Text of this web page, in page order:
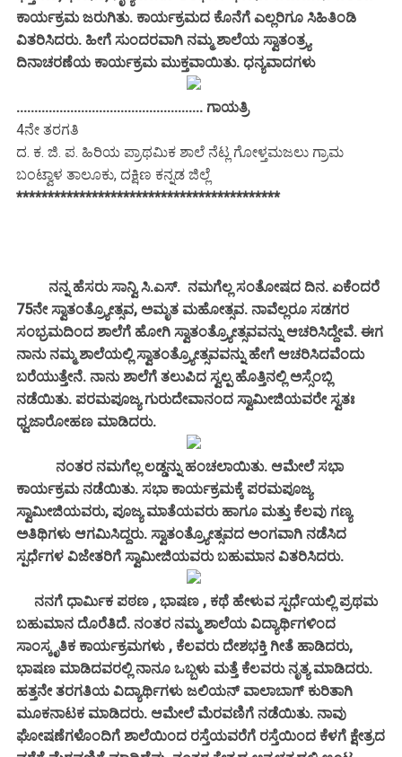
ಕಾರ್ಯಕ್ರಮ ಜರುಗಿತು. ಕಾರ್ಯಕ್ರಮದ ಕೊನೆಗೆ ಎಲ್ಲರಿಗೂ ಸಿಹಿತಿಂಡಿ
ವಿತರಿಸಿದರು. ಹೀಗೆ ಸುಂದರವಾಗಿ ನಮ್ಮ ಶಾಲೆಯ ಸ್ವಾತಂತ್ರ್ಯ
ದಿನಾಚರಣೆಯ ಕಾರ್ಯಕ್ರಮ ಮುಕ್ತವಾಯಿತು. ಧನ್ಯವಾದಗಳು
.................................................... ಗಾಯತ್ರಿ
4ನೇ ತರಗತಿ
ದ. ಕ. ಜಿ. ಪ. ಹಿರಿಯ ಪ್ರಾಥಮಿಕ ಶಾಲೆ ನೆಟ್ಲ ಗೋಳ್ತಮಜಲು ಗ್ರಾಮ
ಬಂಟ್ವಾಳ ತಾಲೂಕು, ದಕ್ಷಿಣ ಕನ್ನಡ ಜಿಲ್ಲೆ
******************************************
ನನ್ನ ಹೆಸರು ಸಾನ್ವಿ ಸಿ.ಎಸ್. ನಮಗೆಲ್ಲ ಸಂತೋಷದ ದಿನ. ಏಕೆಂದರೆ
75ನೇ ಸ್ವಾತಂತ್ರ್ಯೋತ್ಸವ, ಅಮೃತ ಮಹೋತ್ಸವ. ನಾವೆಲ್ಲರೂ ಸಡಗರ
ಸಂಭ್ರಮದಿಂದ ಶಾಲೆಗೆ ಹೋಗಿ ಸ್ವಾತಂತ್ರ್ಯೋತ್ಸವವನ್ನು ಆಚರಿಸಿದ್ದೇವೆ. ಈಗ
ನಾನು ನಮ್ಮ ಶಾಲೆಯಲ್ಲಿ ಸ್ವಾತಂತ್ರ್ಯೋತ್ಸವವನ್ನು ಹೇಗೆ ಆಚರಿಸಿದವೆಂದು
ಬರೆಯುತ್ತೇನೆ. ನಾನು ಶಾಲೆಗೆ ತಲುಪಿದ ಸ್ವಲ್ಪ ಹೊತ್ತಿನಲ್ಲಿ ಅಸ್ಸೆಂಬ್ಲಿ
ನಡೆಯಿತು. ಪರಮಪೂಜ್ಯ ಗುರುದೇವಾನಂದ ಸ್ವಾಮೀಜಿಯವರೇ ಸ್ವತಃ
ಧ್ವಜಾರೋಹಣ ಮಾಡಿದರು.
ನಂತರ ನಮಗೆಲ್ಲ ಲಡ್ಡನ್ನು ಹಂಚಲಾಯಿತು. ಆಮೇಲೆ ಸಭಾ
ಕಾರ್ಯಕ್ರಮ ನಡೆಯಿತು. ಸಭಾ ಕಾರ್ಯಕ್ರಮಕ್ಕೆ ಪರಮಪೂಜ್ಯ
ಸ್ವಾಮೀಜಿಯವರು, ಪೂಜ್ಯ ಮಾತೆಯವರು ಹಾಗೂ ಮತ್ತು ಕೆಲವು ಗಣ್ಯ
ಅತಿಥಿಗಳು ಆಗಮಿಸಿದ್ದರು. ಸ್ವಾತಂತ್ರ್ಯೋತ್ಸವದ ಅಂಗವಾಗಿ ನಡೆಸಿದ
ಸ್ಪರ್ಧೆಗಳ ವಿಜೇತರಿಗೆ ಸ್ವಾಮೀಜಿಯವರು ಬಹುಮಾನ ವಿತರಿಸಿದರು.
ನನಗೆ ಧಾರ್ಮಿಕ ಪಠಣ , ಭಾಷಣ , ಕಥೆ ಹೇಳುವ ಸ್ಪರ್ಧೆಯಲ್ಲಿ ಪ್ರಥಮ
ಬಹುಮಾನ ದೊರೆತಿದೆ. ನಂತರ ನಮ್ಮ ಶಾಲೆಯ ವಿದ್ಯಾರ್ಥಿಗಳಿಂದ
ಸಾಂಸ್ಕೃತಿಕ ಕಾರ್ಯಕ್ರಮಗಳು , ಕೆಲವರು ದೇಶಭಕ್ತಿ ಗೀತೆ ಹಾಡಿದರು,
ಭಾಷಣ ಮಾಡಿದವರಲ್ಲಿ ನಾನೂ ಒಬ್ಬಳು ಮತ್ತೆ ಕೆಲವರು ನೃತ್ಯ ಮಾಡಿದರು.
ಹತ್ತನೇ ತರಗತಿಯ ವಿದ್ಯಾರ್ಥಿಗಳು ಜಲಿಯನ್ ವಾಲಾಬಾಗ್ ಕುರಿತಾಗಿ
ಮೂಕನಾಟಕ ಮಾಡಿದರು. ಆಮೇಲೆ ಮೆರವಣಿಗೆ ನಡೆಯಿತು. ನಾವು
ಘೋಷಣೆಗಳೊಂದಿಗೆ ಶಾಲೆಯಿಂದ ರಸ್ತೆಯವರೆಗೆ ರಸ್ತೆಯಿಂದ ಕೆಳಗೆ ಕ್ಷೇತ್ರದ